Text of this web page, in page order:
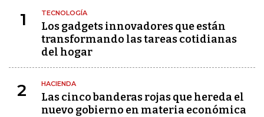
1 TECNOLOGÍA
Los gadgets innovadores que están
transformando las tareas cotidianas
del hogar
2 HACIENDA
Las cinco banderas rojas que hereda el
nuevo gobierno en materia económica